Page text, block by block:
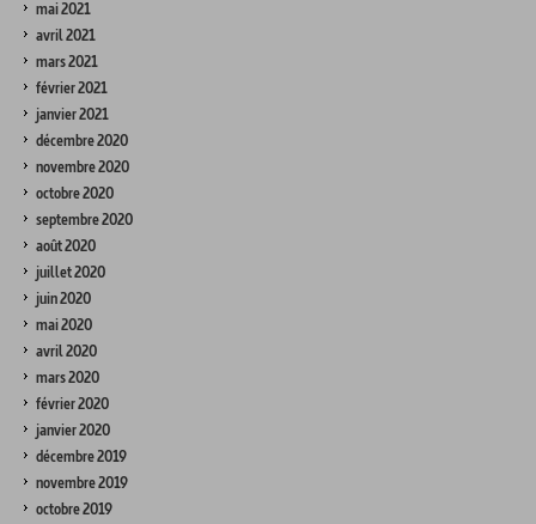
mai 2021
avril 2021
mars 2021
février 2021
janvier 2021
décembre 2020
novembre 2020
octobre 2020
septembre 2020
août 2020
juillet 2020
juin 2020
mai 2020
avril 2020
mars 2020
février 2020
janvier 2020
décembre 2019
novembre 2019
octobre 2019